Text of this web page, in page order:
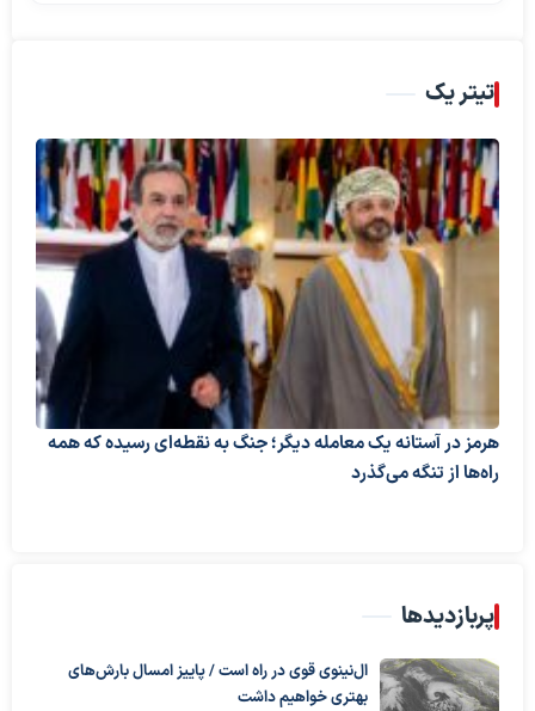
تیتر یک
هرمز در آستانه یک معامله دیگر؛ جنگ به نقطه‌ای رسیده که همه
راه‌ها از تنگه می‌گذرد
پربازدیدها
ال‌نینوی قوی در راه است / پاییز امسال بارش‌های
بهتری خواهیم داشت